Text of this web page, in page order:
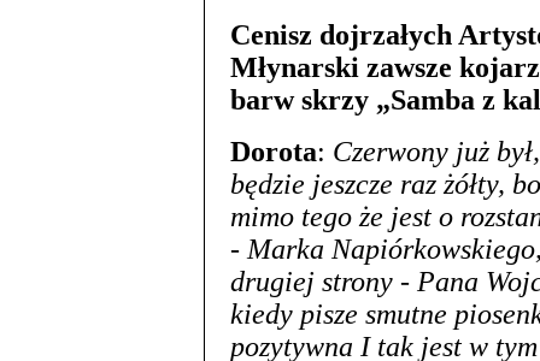
Cenisz dojrzałych
Młynarski zawsze
barw skrzy „Samba z
Dorota: Czerwony już
będzie jeszcze raz żółty,
mimo tego że jest o
- Marka
drugiej strony - Pana
kiedy pisze smutne
pozytywna I tak jest w